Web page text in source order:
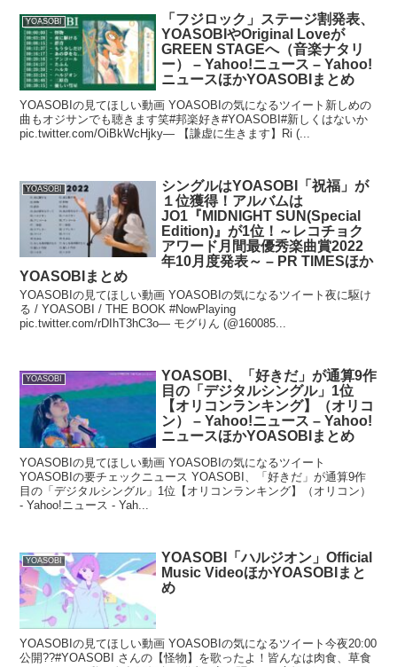
YOASOBI
「フジロック」ステージ割発表、
YOASOBIやOriginal Loveが
GREEN STAGEへ（音楽ナタリ
ー） – Yahoo!ニュース – Yahoo!
ニュースほかYOASOBIまとめ
YOASOBIの見てほしい動画 YOASOBIの気になるツイート新しめの
曲もオジサンでも聴きます笑#邦楽好き#YOASOBI#新しくはないか
pic.twitter.com/OiBkWcHjky— 【謙虚に生きます】Ri (...
YOASOBI
シングルはYOASOBI「祝福」が
１位獲得！アルバムは
JO1『MIDNIGHT SUN(Special
Edition)』が1位！～レコチョク
アワード月間最優秀楽曲賞2022
年10月度発表～ – PR TIMESほか
YOASOBIまとめ
YOASOBIの見てほしい動画 YOASOBIの気になるツイート夜に駆け
る / YOASOBI / THE BOOK #NowPlaying
pic.twitter.com/rDIhT3hC3o— モグりん (@160085...
YOASOBI
YOASOBI、「好きだ」が通算9作
目の「デジタルシングル」1位
【オリコンランキング】（オリコ
ン） – Yahoo!ニュース – Yahoo!
ニュースほかYOASOBIまとめ
YOASOBIの見てほしい動画 YOASOBIの気になるツイート
YOASOBIの要チェックニュース YOASOBI、「好きだ」が通算9作
目の「デジタルシングル」1位【オリコンランキング】（オリコン）
- Yahoo!ニュース - Yah...
YOASOBI
YOASOBI「ハルジオン」Official
Music VideoほかYOASOBIまと
め
YOASOBIの見てほしい動画 YOASOBIの気になるツイート今夜20:00
公開??#YOASOBI さんの【怪物】を歌ったよ！皆んなは肉食、草食